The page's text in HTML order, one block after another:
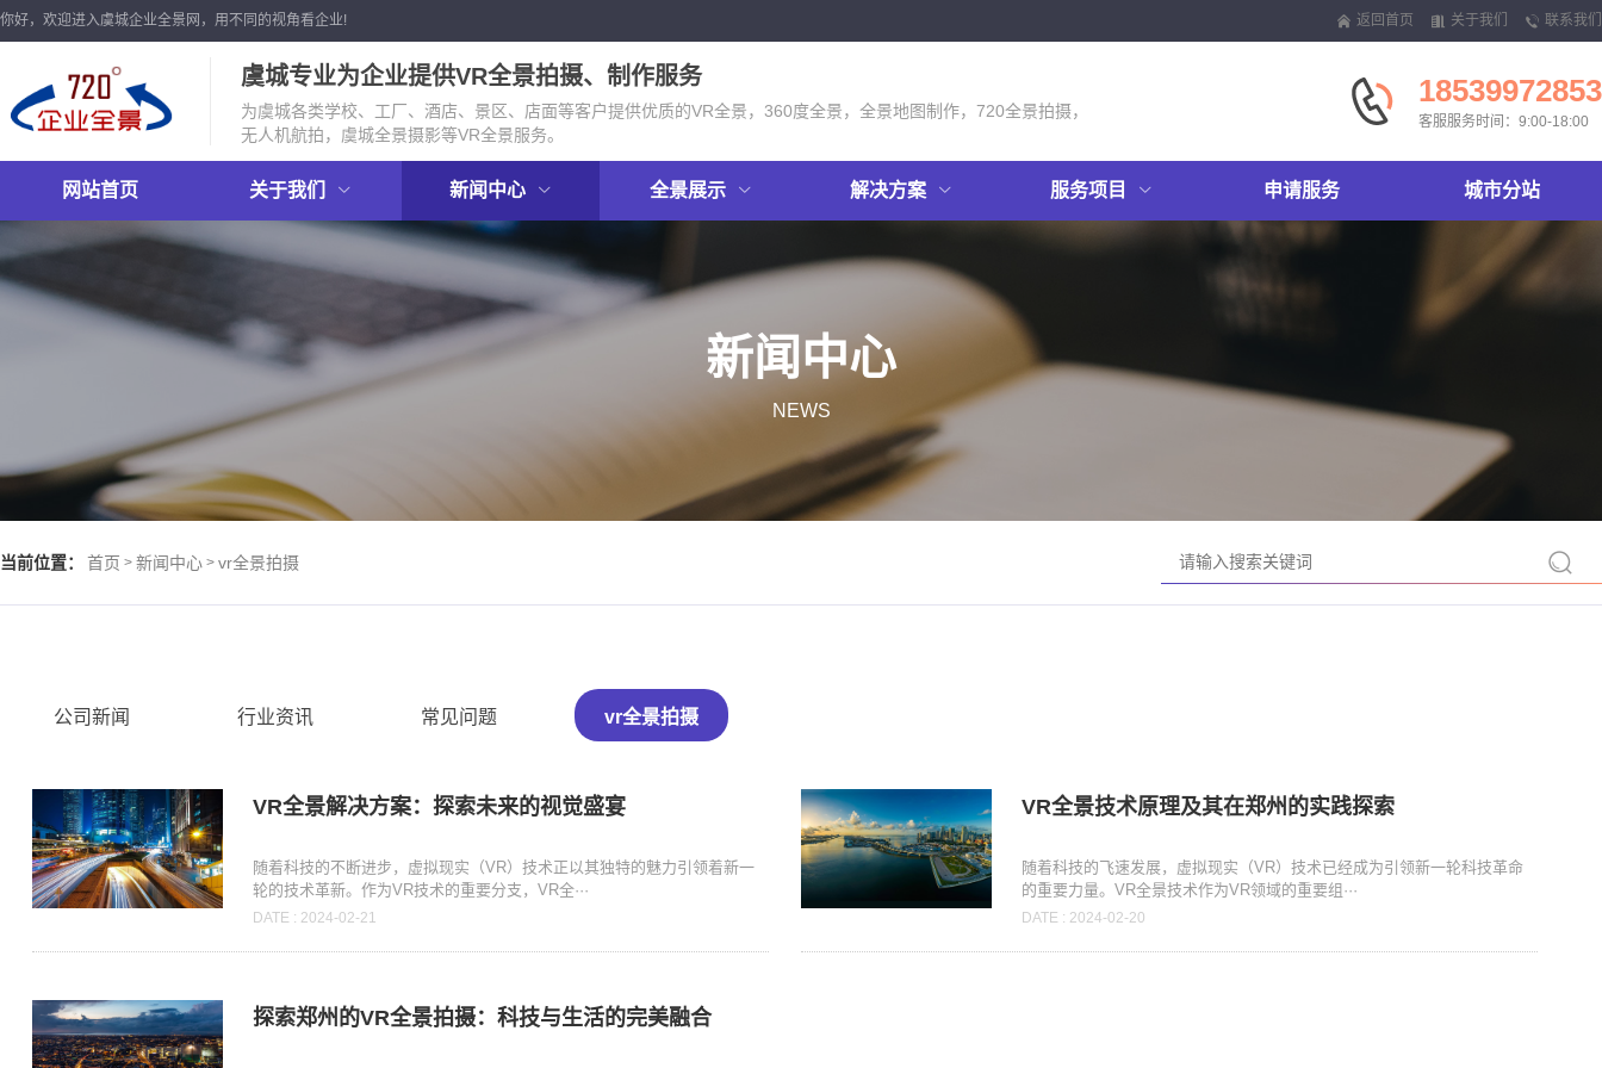
你好，欢迎进入虞城企业全景网，用不同的视角看企业! 返回首页 关于我们 联系我们
虞城专业为企业提供VR全景拍摄、制作服务
为虞城各类学校、工厂、酒店、景区、店面等客户提供优质的VR全景，360度全景，全景地图制作，720全景拍摄，
无人机航拍，虞城全景摄影等VR全景服务。
18539972853
客服服务时间：9:00-18:00
网站首页 关于我们 新闻中心 全景展示 解决方案 服务项目 申请服务 城市分站
新闻中心
NEWS
当前位置： 首页 > 新闻中心 > vr全景拍摄
公司新闻 行业资讯 常见问题 vr全景拍摄
VR全景解决方案：探索未来的视觉盛宴
随着科技的不断进步，虚拟现实（VR）技术正以其独特的魅力引领着新一
轮的技术革新。作为VR技术的重要分支，VR全···
DATE : 2024-02-21
VR全景技术原理及其在郑州的实践探索
随着科技的飞速发展，虚拟现实（VR）技术已经成为引领新一轮科技革命
的重要力量。VR全景技术作为VR领域的重要组···
DATE : 2024-02-20
探索郑州的VR全景拍摄：科技与生活的完美融合